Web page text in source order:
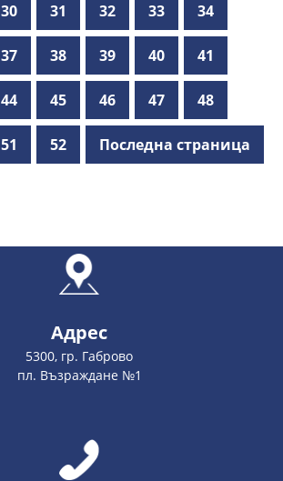
30 31 32 33 34
37 38 39 40 41
44 45 46 47 48
51 52 Последна страница
Адрес
5300, гр. Габрово
пл. Възраждане №1